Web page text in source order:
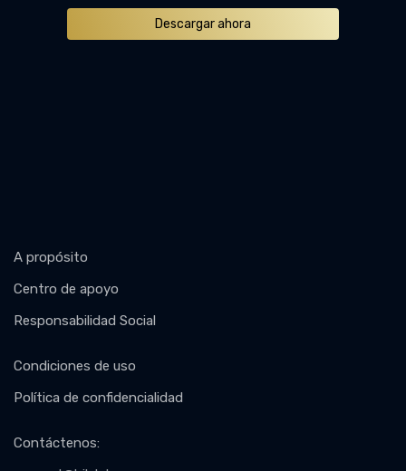
Descargar ahora
A propósito
Centro de apoyo
Responsabilidad Social
Condiciones de uso
Política de confidencialidad
Contáctenos: